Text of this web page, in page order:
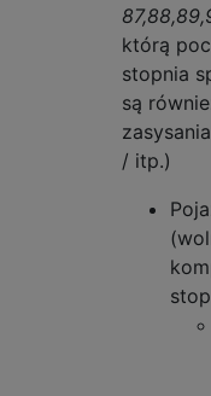
którą
stopnia
są
/ itp.)